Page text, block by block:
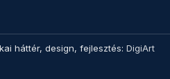
háttér, design, fejlesztés: DigiArt